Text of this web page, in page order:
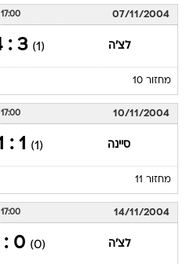
07/11/2004
17:00
לצ'ה (1)
3 : 4
מחזור 10
10/11/2004
17:00
סיינה (1)
1 : 1
מחזור 11
14/11/2004
17:00
לצ'ה (0)
0 : 1